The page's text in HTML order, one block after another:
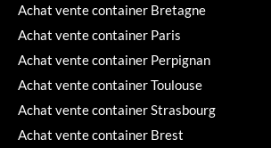
Achat vente container Bretagne
Achat vente container Paris
Achat vente container Perpignan
Achat vente container Toulouse
Achat vente container Strasbourg
Achat vente container Brest